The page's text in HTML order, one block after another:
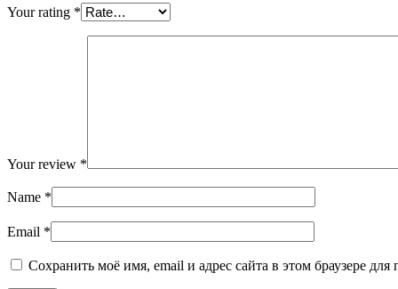
Your rating *
Your review *
Name *
Email *
Сохранить моё имя, email и адрес сайта в этом браузере